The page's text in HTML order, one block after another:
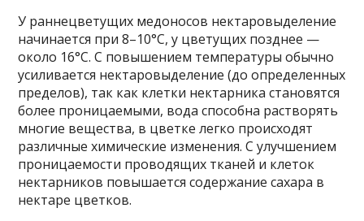
У раннецветущих медоносов нектаровыделение
начинается при 8–10°С, у цветущих позднее —
около 16°С. С повышением температуры обычно
усиливается нектаровыделение (до определенных
пределов), так как клетки нектарника становятся
более проницаемыми, вода способна растворять
многие вещества, в цветке легко происходят
различные химические изменения. С улучшением
проницаемости проводящих тканей и клеток
нектарников повышается содержание сахара в
нектаре цветков.